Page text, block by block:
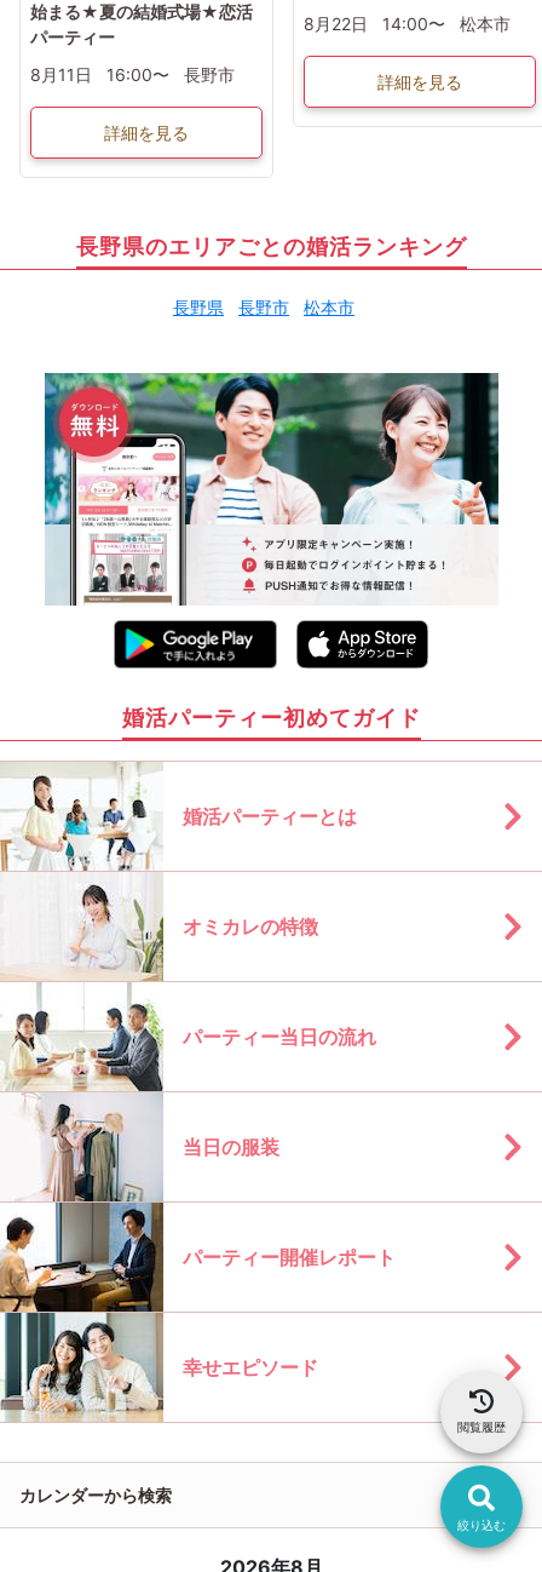
絞り込む
閲覧履歴
始まる★夏の結婚式場★恋活
パーティー
8月11日
16:00〜 長野市
詳細を見る
8月22日
14:00〜 松本市
詳細を見る
長野県のエリアごとの婚活ランキング
長野県 長野市 松本市
婚活パーティー初めてガイド
婚活パーティーとは
オミカレの特徴
パーティー当日の流れ
当日の服装
パーティー開催レポート
幸せエピソード
カレンダーから検索